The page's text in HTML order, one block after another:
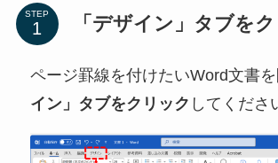
STEP 「デザイン」タブを
ページ罫線を付けたいWord文書を
イン」タブをクリック してくださ